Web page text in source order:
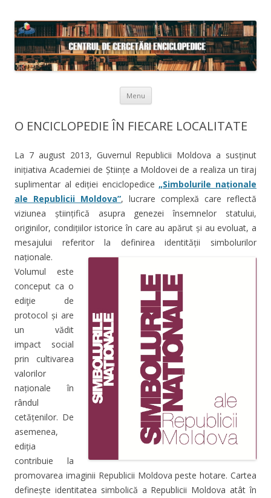
Menu Skip to content
O ENCICLOPEDIE ÎN FIECARE LOCALITATE
La 7 august 2013, Guvernul Republicii Moldova a susținut
inițiativa Academiei de Științe a Moldovei de a realiza un tiraj
suplimentar al ediției enciclopedice„Simbolurile naționale
ale Republicii Moldova”, lucrare complexă care reflectă
viziunea științifică asupra genezei însemnelor statului,
originilor, condițiilor istorice în care au apărut și au evoluat, a
mesajului referitor la definirea identității simbolurilor
naționale.
Volumul este
conceput ca o
ediţie de
protocol și are
un vădit
impact social
prin cultivarea
valorilor
naționale în
rândul
cetățenilor. De
asemenea,
ediția
contribuie la
promovarea imaginii Republicii Moldova peste hotare. Cartea
definește identitatea simbolică a Republicii Moldova atât în